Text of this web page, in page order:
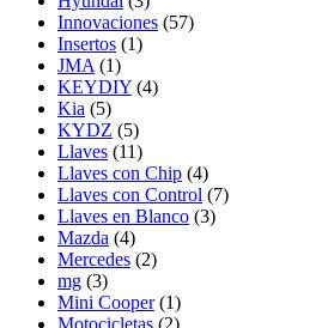
Innovaciones (57)
Insertos (1)
JMA (1)
KEYDIY (4)
Kia (5)
KYDZ (5)
Llaves (11)
Llaves con Chip (4)
Llaves con Control (7)
Llaves en Blanco (3)
Mazda (4)
Mercedes (2)
mg (3)
Mini Cooper (1)
Motocicletas (2)